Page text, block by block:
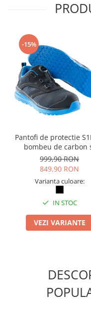
-15%
Pantofi de protectie
bombeu de carbon
inchidere BOAÂ® Fit
999,90 RON
849,90 RON
Varianta culoare:
IN STOC
VEZI VARIANTE